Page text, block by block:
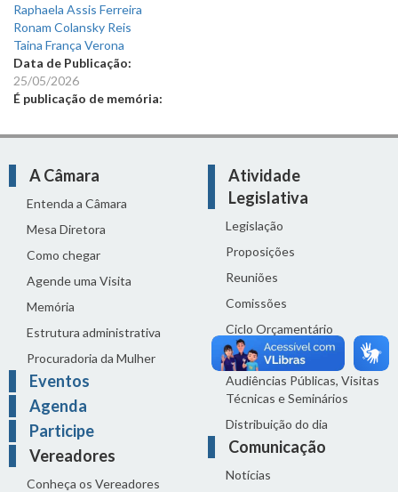
Raphaela Assis Ferreira
Ronam Colansky Reis
Taina França Verona
Data de Publicação:
25/05/2026
É publicação de memória:
A Câmara
Entenda a Câmara
Mesa Diretora
Como chegar
Agende uma Visita
Memória
Estrutura administrativa
Procuradoria da Mulher
Eventos
Agenda
Participe
Vereadores
Conheça os Vereadores
Atividade
Legislativa
Legislação
Proposições
Reuniões
Comissões
Ciclo Orçamentário
Homenagens
Audiências Públicas, Visitas
Técnicas e Seminários
Distribuição do dia
Comunicação
Notícias